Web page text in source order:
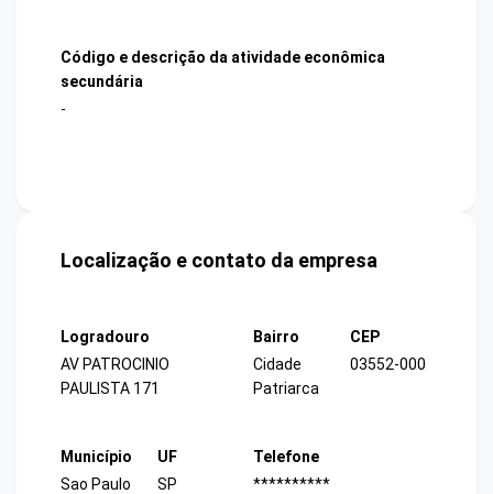
Código e descrição da atividade econômica
secundária
-
Localização e contato da empresa
Logradouro
AV PATROCINIO
PAULISTA 171
Bairro
Cidade
Patriarca
CEP
03552-000
Município
Sao Paulo
UF
SP
Telefone
**********